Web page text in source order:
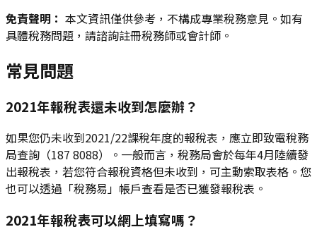
免責聲明： 本文資訊僅供參考，不構成專業稅務意見。如有
具體稅務問題，請諮詢註冊稅務師或會計師。
常見問題
2021年報稅表還未收到怎麼辦？
如果您仍未收到2021/22課稅年度的報稅表，應立即致電稅務
局查詢（187 8088）。一般而言，稅務局會於每年4月陸續發
出報稅表，若您符合報稅資格但未收到，可主動索取表格。您
也可以透過「稅務易」帳戶查看是否已獲發報稅表。
2021年報稅表可以網上填寫嗎？